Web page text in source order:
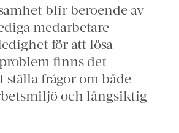
blir beroende av
medarbetare
för att lösa
finns det
frågor om både
och långsiktig